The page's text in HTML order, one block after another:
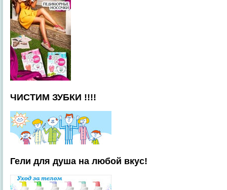
ЧИСТИМ ЗУБКИ !!!!
Гели для душа на любой вкус!